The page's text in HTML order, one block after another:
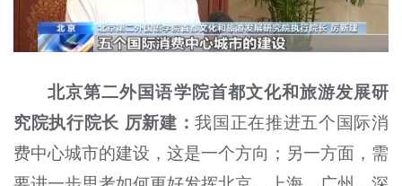
北京第二外国语学院首都文化和旅游发展研
究院执行院长 厉新建：我国正在推进五个国际消
费中心城市的建设，这是一个方向；另一方面，需